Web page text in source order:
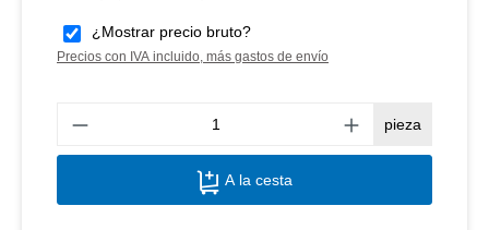
¿Mostrar precio bruto?
Precios con IVA incluido, más gastos de envío
pieza
A la cesta